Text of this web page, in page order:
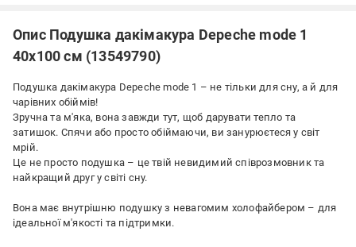
Опис Подушка дакімакура Depeche mode 1
40х100 см (13549790)
Подушка дакімакура Depeche mode 1 – не тільки для сну, а й для
чарівних обіймів!
Зручна та м'яка, вона завжди тут, щоб дарувати тепло та
затишок. Спячи або просто обіймаючи, ви занурюєтеся у світ
мрій.
Це не просто подушка – це твій невидимий співрозмовник та
найкращий друг у світі сну.
Вона має внутрішню подушку з невагомим холофайбером – для
ідеальної м'якості та підтримки.